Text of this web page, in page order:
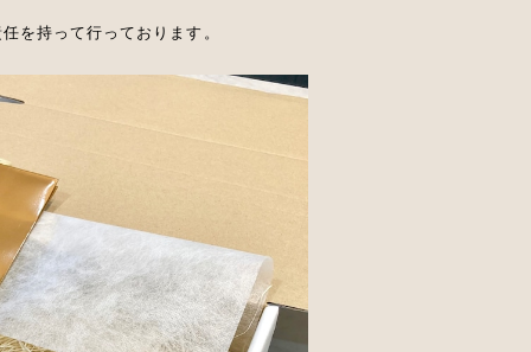
を持って行っております。